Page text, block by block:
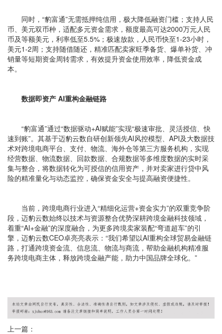
同时，“豹富通”无需抵押纯信用，极大降低融资门槛；支持人民
币、美元双币种，适配多元资金需求，额度最高可达2000万元人民
币及等额美元，利率低至5.5%；极速放款，人民币快至1-23小时，
美元1-2周；支持随借随还，精准匹配卖家旺季备货、爆单补货、冲
销量等短期资金周转需求，有效提升资金使用效率，降低资金成
本。
数据即资产 AI重构金融链路
“豹富通”通过“数据驱动+AI赋能”实现“极速审批、灵活授信、快
速到账”。其基于迈豹云数自研创新领先AI风控模型、API及大数据技
术对跨境电商平台、支付、物流、海外仓等第三方服务机构，实现
经营数据、物流数据、回款数据、合规数据等多维度数据的实时采
集与整合，将数据转化为可授信的信用资产，并对卖家进行贷中风
险的精准量化与动态监控，确保资金安全与提高融资便捷性。
当前，跨境电商行业进入“精细化运营+资金实力”的双重竞争阶
段，迈豹云数始终以技术与资源整合优势深耕跨境金融科技领域，
着重“AI+金融”的深度融合，为更多跨境卖家装配“弯道超车”的引
擎，迈豹云数CEO卓亮亮表示：“我们希望以AI重构全球贸易金融链
路，打通跨境资金流、信息流、物流与商流，帮助金融机构精准服
务跨境电商主体，释放跨境金融产能，助力中国品牌全球化。”
上一篇：